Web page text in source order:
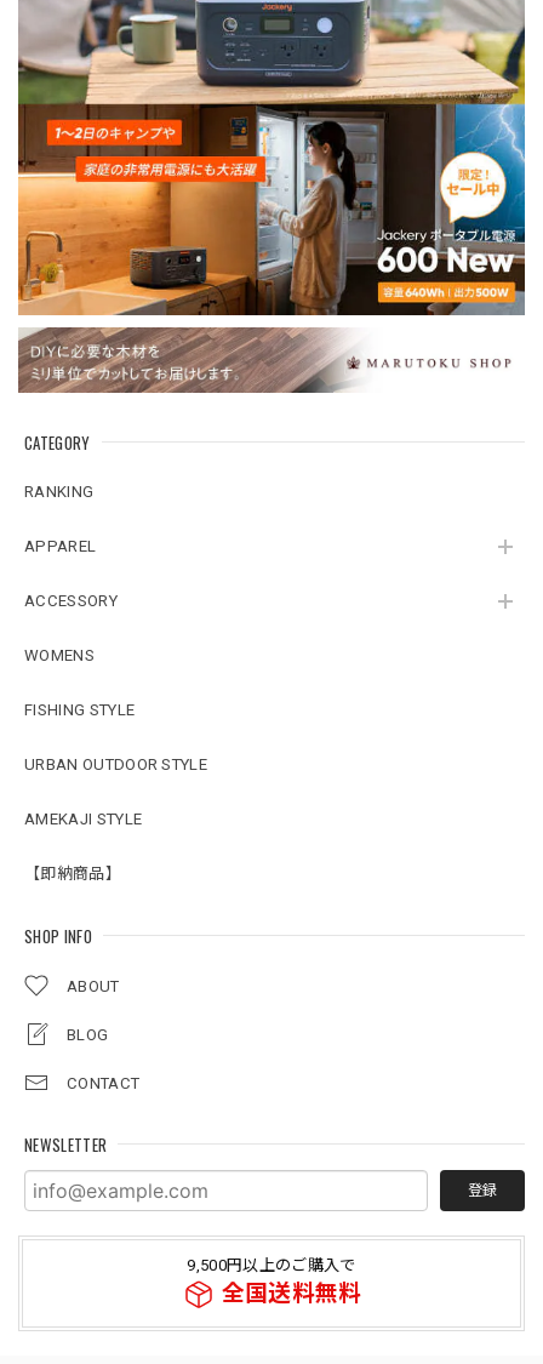
CATEGORY
RANKING
APPAREL
ACCESSORY
WOMENS
FISHING STYLE
URBAN OUTDOOR STYLE
AMEKAJI STYLE
【即納商品】
SHOP INFO
ABOUT
BLOG
CONTACT
NEWSLETTER
登録
9,500円以上のご購入で
全国送料無料